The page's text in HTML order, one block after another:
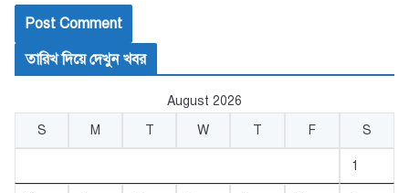
তারিখ দিয়ে দেখুন খবর
August 2026
S
M T W T F S
1